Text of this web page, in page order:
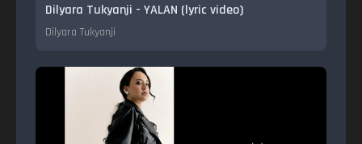
Dilyara Tukyanji - YALAN (lyric video)
Dilyara Tukyanji